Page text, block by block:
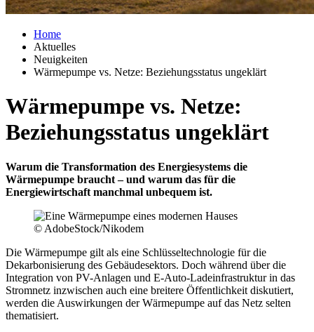
Home
Aktuelles
Neuigkeiten
Wärmepumpe vs. Netze: Beziehungsstatus ungeklärt
Wärmepumpe vs. Netze:
Beziehungsstatus ungeklärt
Warum die Transformation des Energiesystems die
Wärmepumpe braucht – und warum das für die
Energiewirtschaft manchmal unbequem ist.
© AdobeStock/Nikodem
Die Wärmepumpe gilt als eine Schlüsseltechnologie für die
Dekarbonisierung des Gebäudesektors. Doch während über die
Inte­gration von PV-Anlagen und E-Auto-Ladeinfrastruktur in das
Stromnetz inzwischen auch eine breitere Öffentlichkeit diskutiert,
werden die Auswirkungen der Wärmepumpe auf das Netz selten
thematisiert.